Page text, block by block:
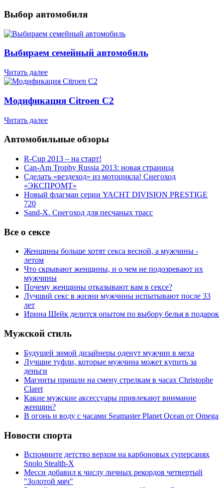
Выбор автомобиля
Выбираем семейный автомобиль
Читать далее
Модификация Citroen С2
Читать далее
Автомобильные обзоры
R-Cup 2013 – на старт!
Can-Am Trophy Russia 2013: новая страница
Сделать «вездеход» из мотоцикла! Снегоход
«ЭКСПРОМТ»
Новый флагман серии YACHT DIVISION PRESTIGE
720
Sand-X. Снегоход для песчаных трасс
Все о сексе
Женщины больше хотят секса весной, а мужчины -
летом
Что скрывают женщины, и о чем не подозревают их
мужчины
Почему женщины отказывают вам в сексе?
Лучший секс в жизни мужчины испытывают после 33
лет
Ирина Шейк делится опытом по выбору белья в подарок
Мужской стиль
Будущей зимой дизайнеры оденут мужчин в меха
Лучшие туфли, которые мужчина может купить за
деньги
Магниты пришли на смену стрелкам в часах Christophe
Claret
Какие мужские аксессуары привлекают внимание
женщин?
В огонь и воду с часами Seamaster Planet Ocean от Omega
Новости спорта
Вспомните детство верхом на карбоновых суперсанях
Snolo Stealth-X
Месси добавил к числу личных рекордов четвертый
"Золотой мяч"